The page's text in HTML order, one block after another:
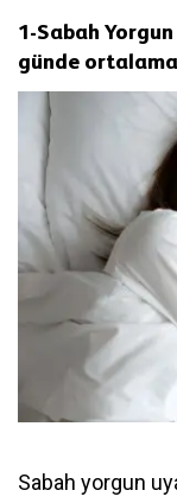
1-Sabah
günde
Sabah yorgun